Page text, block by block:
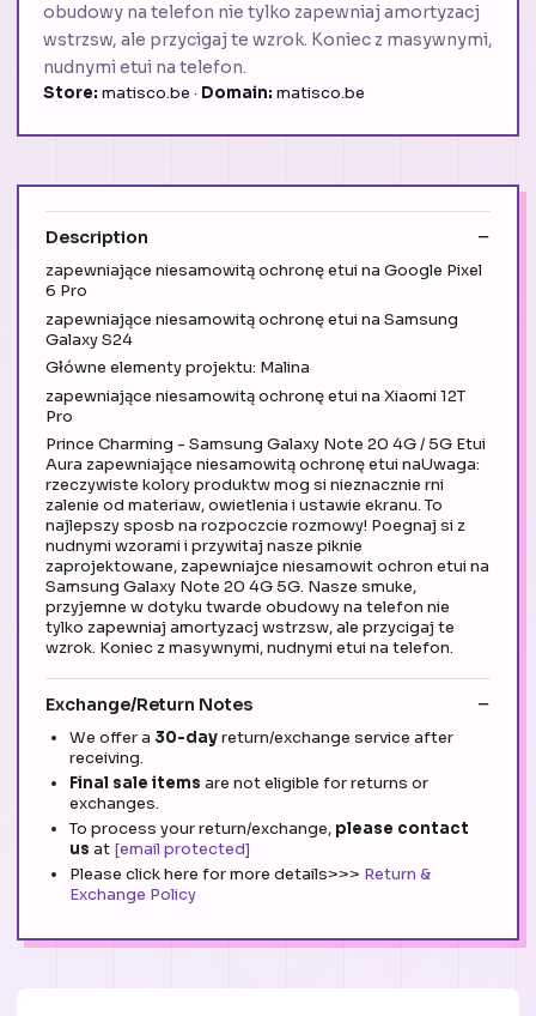
obudowy na telefon nie tylko zapewniaj amortyzacj
wstrzsw, ale przycigaj te wzrok. Koniec z masywnymi,
nudnymi etui na telefon.
Store: matisco.be · Domain: matisco.be
Description
zapewniające niesamowitą ochronę etui na Google Pixel
6 Pro
zapewniające niesamowitą ochronę etui na Samsung
Galaxy S24
Główne elementy projektu: Malina
zapewniające niesamowitą ochronę etui na Xiaomi 12T
Pro
Prince Charming - Samsung Galaxy Note 20 4G / 5G Etui
Aura zapewniające niesamowitą ochronę etui naUwaga:
rzeczywiste kolory produktw mog si nieznacznie rni
zalenie od materiaw, owietlenia i ustawie ekranu. To
najlepszy sposb na rozpoczcie rozmowy! Poegnaj si z
nudnymi wzorami i przywitaj nasze piknie
zaprojektowane, zapewniajce niesamowit ochron etui na
Samsung Galaxy Note 20 4G 5G. Nasze smuke,
przyjemne w dotyku twarde obudowy na telefon nie
tylko zapewniaj amortyzacj wstrzsw, ale przycigaj te
wzrok. Koniec z masywnymi, nudnymi etui na telefon.
Exchange/Return Notes
We offer a 30-dayreturn/exchange service after
receiving.
Final sale items are not eligible for returns or
exchanges.
To process your return/exchange, please contact
us at [email protected]
Please click here for more details>>> Return &
Exchange Policy